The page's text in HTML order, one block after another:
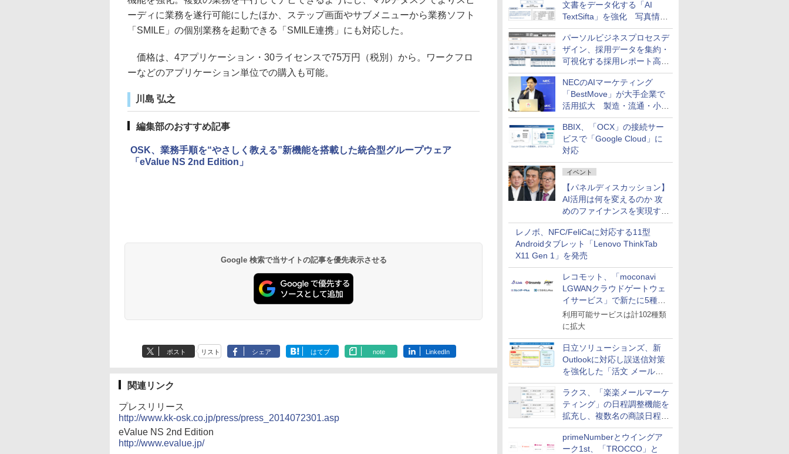
文書をデータ化する「AI
TextSifta」を強化 写真情報
のデータ化などに対応
パーソルビジネスプロセスデ
ザイン、採用データを集約・
可視化する採用レポート高速
化サービスを提供
NECのAIマーケティング
「BestMove」が大手企業で
活用拡大 製造・流通・小売
企業・広告代理店などが実装
フェーズへ
BBIX、「OCX」の接続サー
ビスで「Google Cloud」に
対応
イベント
【パネルディスカッション】
AI活用は何を変えるのか 攻
めのファイナンスを実現する
業務設計とマインドセット変
革
レノボ、NFC/FeliCaに対応する11型
Androidタブレット「Lenovo ThinkTab
X11 Gen 1」を発売
レコモット、「moconavi
LGWANクラウドゲートウェ
イサービス」で新たに5種類
のサービスと連携開始
利用可能サービスは計102種類
に拡大
日立ソリューションズ、新
Outlookに対応し誤送信対策
を強化した「活文 メール誤
送信防止アドインサービス」
を提供
ラクス、「楽楽メールマーケ
ティング」の日程調整機能を
拡充し、複数名の商談日程調
整を効率化
primeNumberとウイングア
ーク1st、「TROCCO」と
ーディに業務を遂行可能にしたほか、ステップ画面やサブメニューから業務ソフト
「SMILE」の個別業務を起動できる「SMILE連携」にも対応した。
価格は、4アプリケーション・30ライセンスで75万円（税別）から。ワークフロ
ーなどのアプリケーション単位での購入も可能。
川島 弘之
編集部のおすすめ記事
OSK、業務手順を“やさしく教える”新機能を搭載した統合型グループウェア
「eValue NS 2nd Edition」
Google 検索で当サイトの記事を優先表示させる
ポスト リスト シェア はてブ note LinkedIn
関連リンク
プレスリリース
http://www.kk-osk.co.jp/press/press_2014072301.asp
eValue NS 2nd Edition
http://www.evalue.jp/